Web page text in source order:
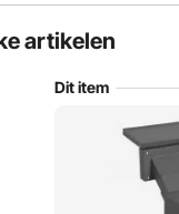
artikelen
Dit item